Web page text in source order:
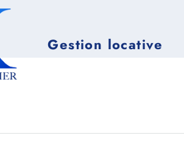
Gestion locative